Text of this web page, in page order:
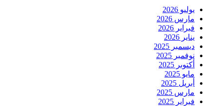
يوليو 2026
مارس 2026
فبراير 2026
يناير 2026
ديسمبر 2025
نوفمبر 2025
أكتوبر 2025
مايو 2025
أبريل 2025
مارس 2025
فبراير 2025